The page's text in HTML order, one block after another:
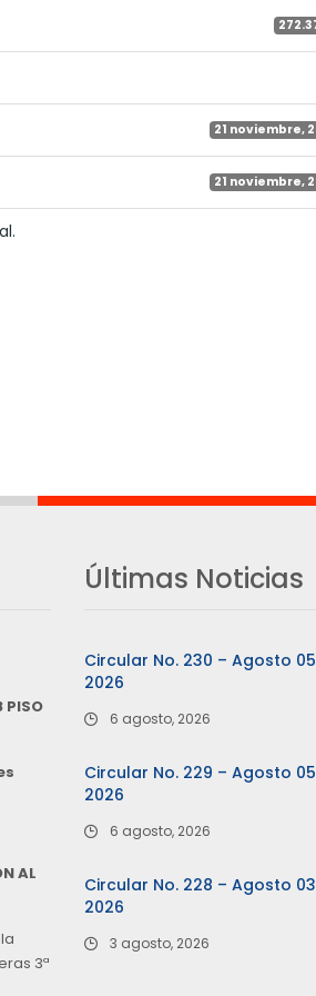
21 noviembre,
21 noviembre,
PISO
AL
3ª
Últimas Noticias
Circular No. 230 – Agosto
2026
6 agosto, 2026
Circular No. 229 – Agosto
2026
6 agosto, 2026
Circular No. 228 – Agosto
2026
3 agosto, 2026